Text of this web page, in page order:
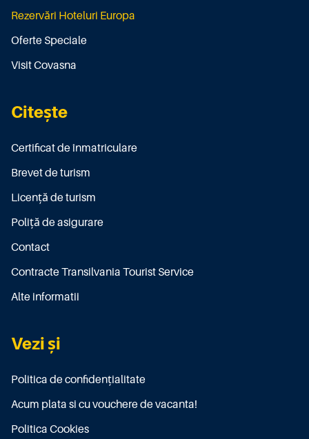
Rezervări Hoteluri Europa
Oferte Speciale
Visit Covasna
Citește
Certificat de înmatriculare
Brevet de turism
Licenţă de turism
Poliţă de asigurare
Contact
Contracte Transilvania Tourist Service
Alte informatii
Vezi și
Politica de confidențialitate
Acum plata si cu vouchere de vacanta!
Politica Cookies